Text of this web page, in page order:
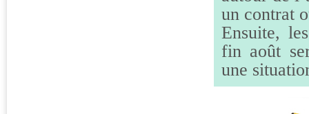
un contrat
Ensuite,
fin août
une